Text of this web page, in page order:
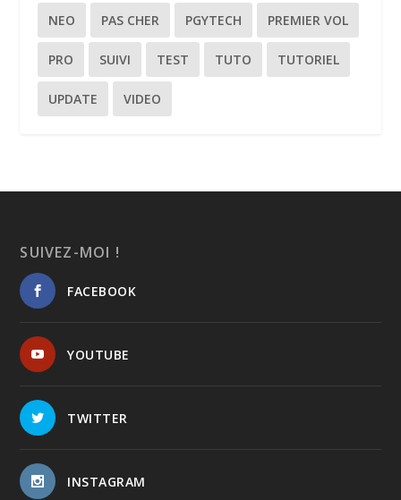
NEO PAS CHER PGYTECH PREMIER VOL
PRO SUIVI TEST TUTO TUTORIEL
UPDATE VIDEO
SUIVEZ-MOI !
FACEBOOK
YOUTUBE
TWITTER
INSTAGRAM